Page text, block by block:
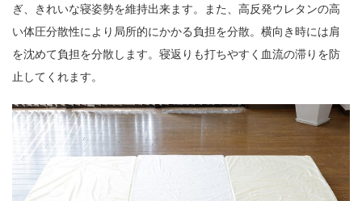
ぎ、きれいな寝姿勢を維持出来ます。また、高反発ウレタンの高
い体圧分散性により局所的にかかる負担を分散。横向き時には肩
を沈めて負担を分散します。寝返りも打ちやすく血流の滞りを防
止してくれます。